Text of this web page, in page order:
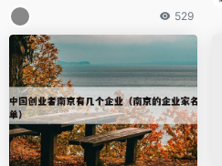
529